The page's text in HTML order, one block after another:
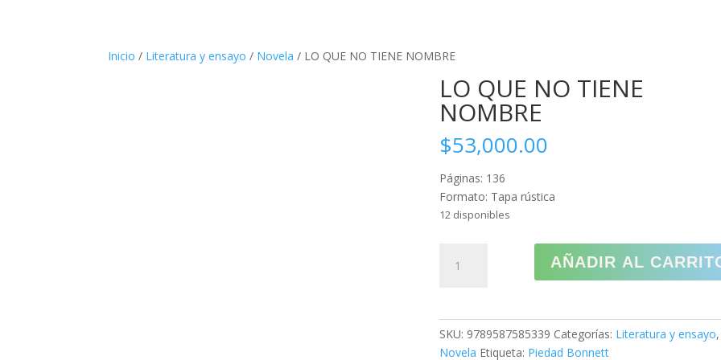
Inicio / Literatura y ensayo / Novela / LO QUE NO TIENE NOMBRE
LO QUE NO TIENE
NOMBRE
$53,000.00
Páginas: 136
Formato: Tapa rústica
12 disponibles
QUE
cantidad
AÑADIR AL
SKU: 9789587585339 Categorías: Literatura y ensayo,
Novela Etiqueta: Piedad Bonnett